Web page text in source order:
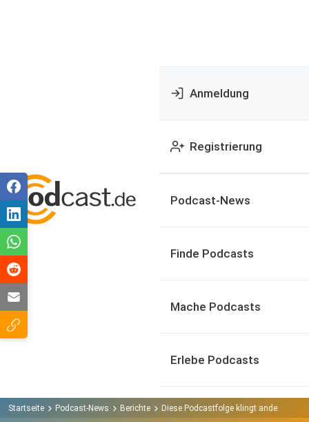
Anmeldung
Registrierung
Podcast-News
Finde Podcasts
Mache Podcasts
Erlebe Podcasts
Startseite Podcast-News Berichte Diese Podcastfolge klingt anders - weil